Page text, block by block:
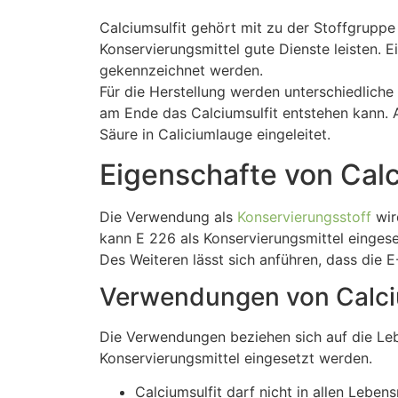
Calciumsulfit gehört mit zu der
Konservierungsmittel gute Dienste leisten.
gekennzeichnet werden.
Für die Herstellung werden
am Ende das Calciumsulfit entstehen
Säure in Caliciumlauge eingeleitet.
Eigenschafte von
Die Verwendung als Konservierungsstoff
kann E 226 als Konservierungsmittel
Des Weiteren lässt sich anführen, dass die
Verwendungen von
Die Verwendungen beziehen sich auf die
Konservierungsmittel eingesetzt werden.
Calciumsulfit darf nicht in allen